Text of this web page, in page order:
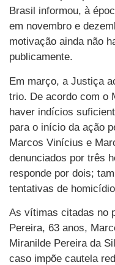
Brasil informou, à
em novembro e
motivação ainda não
publicamente.
Em março, a Justiça
trio. De acordo com o
haver indícios
para o início da ação
Marcos Vinícius e
denunciados por três
responde por dois;
tentativas de
As vítimas citadas no
Pereira, 63 anos,
Miranilde Pereira da
caso impõe cautela